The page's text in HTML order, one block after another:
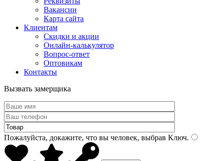
Вакансии
Карта сайта
Клиентам
Скидки и акции
Онлайн-калькулятор
Вопрос-ответ
Оптовикам
Контакты
Вызвать замерщика
Пожалуйста, докажите, что вы человек, выбрав Ключ.